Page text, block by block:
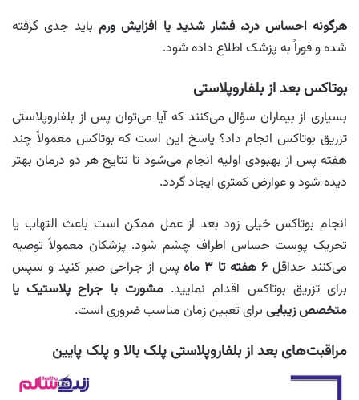
هرگونه احساس درد، فشار شدید یا افزایش ورمباید جدی گرفته
شده و فوراً به پزشک اطلاع داده شود.
بوتاکس بعد از بلفاروپلاستی
بسیاری از بیماران سؤال می‌کنند که آیا می‌توان پس از بلفاروپلاستی
تزریق بوتاکس انجام داد؟ پاسخ این است که بوتاکس معمولاً چند
هفته پس از بهبودی اولیه انجام می‌شود تا نتایج هر دو درمان بهتر
دیده شود و عوارض کمتری ایجاد گردد.
انجام بوتاکس خیلی زود بعد از عمل ممکن است باعث التهاب یا
تحریک پوست حساس اطراف چشم شود. پزشکان معمولاً توصیه
می‌کنند حداقل ۶ هفته تا ۳ ماه
پس از جراحی صبر کنید و سپس
برای تزریق بوتاکس اقدام نمایید.مشورت با جراح پلاستیک یا
متخصص زیبایی برای تعیین زمان مناسب ضروری است.
مراقبت‌های بعد از بلفاروپلاستی پلک بالا و پلک پایین